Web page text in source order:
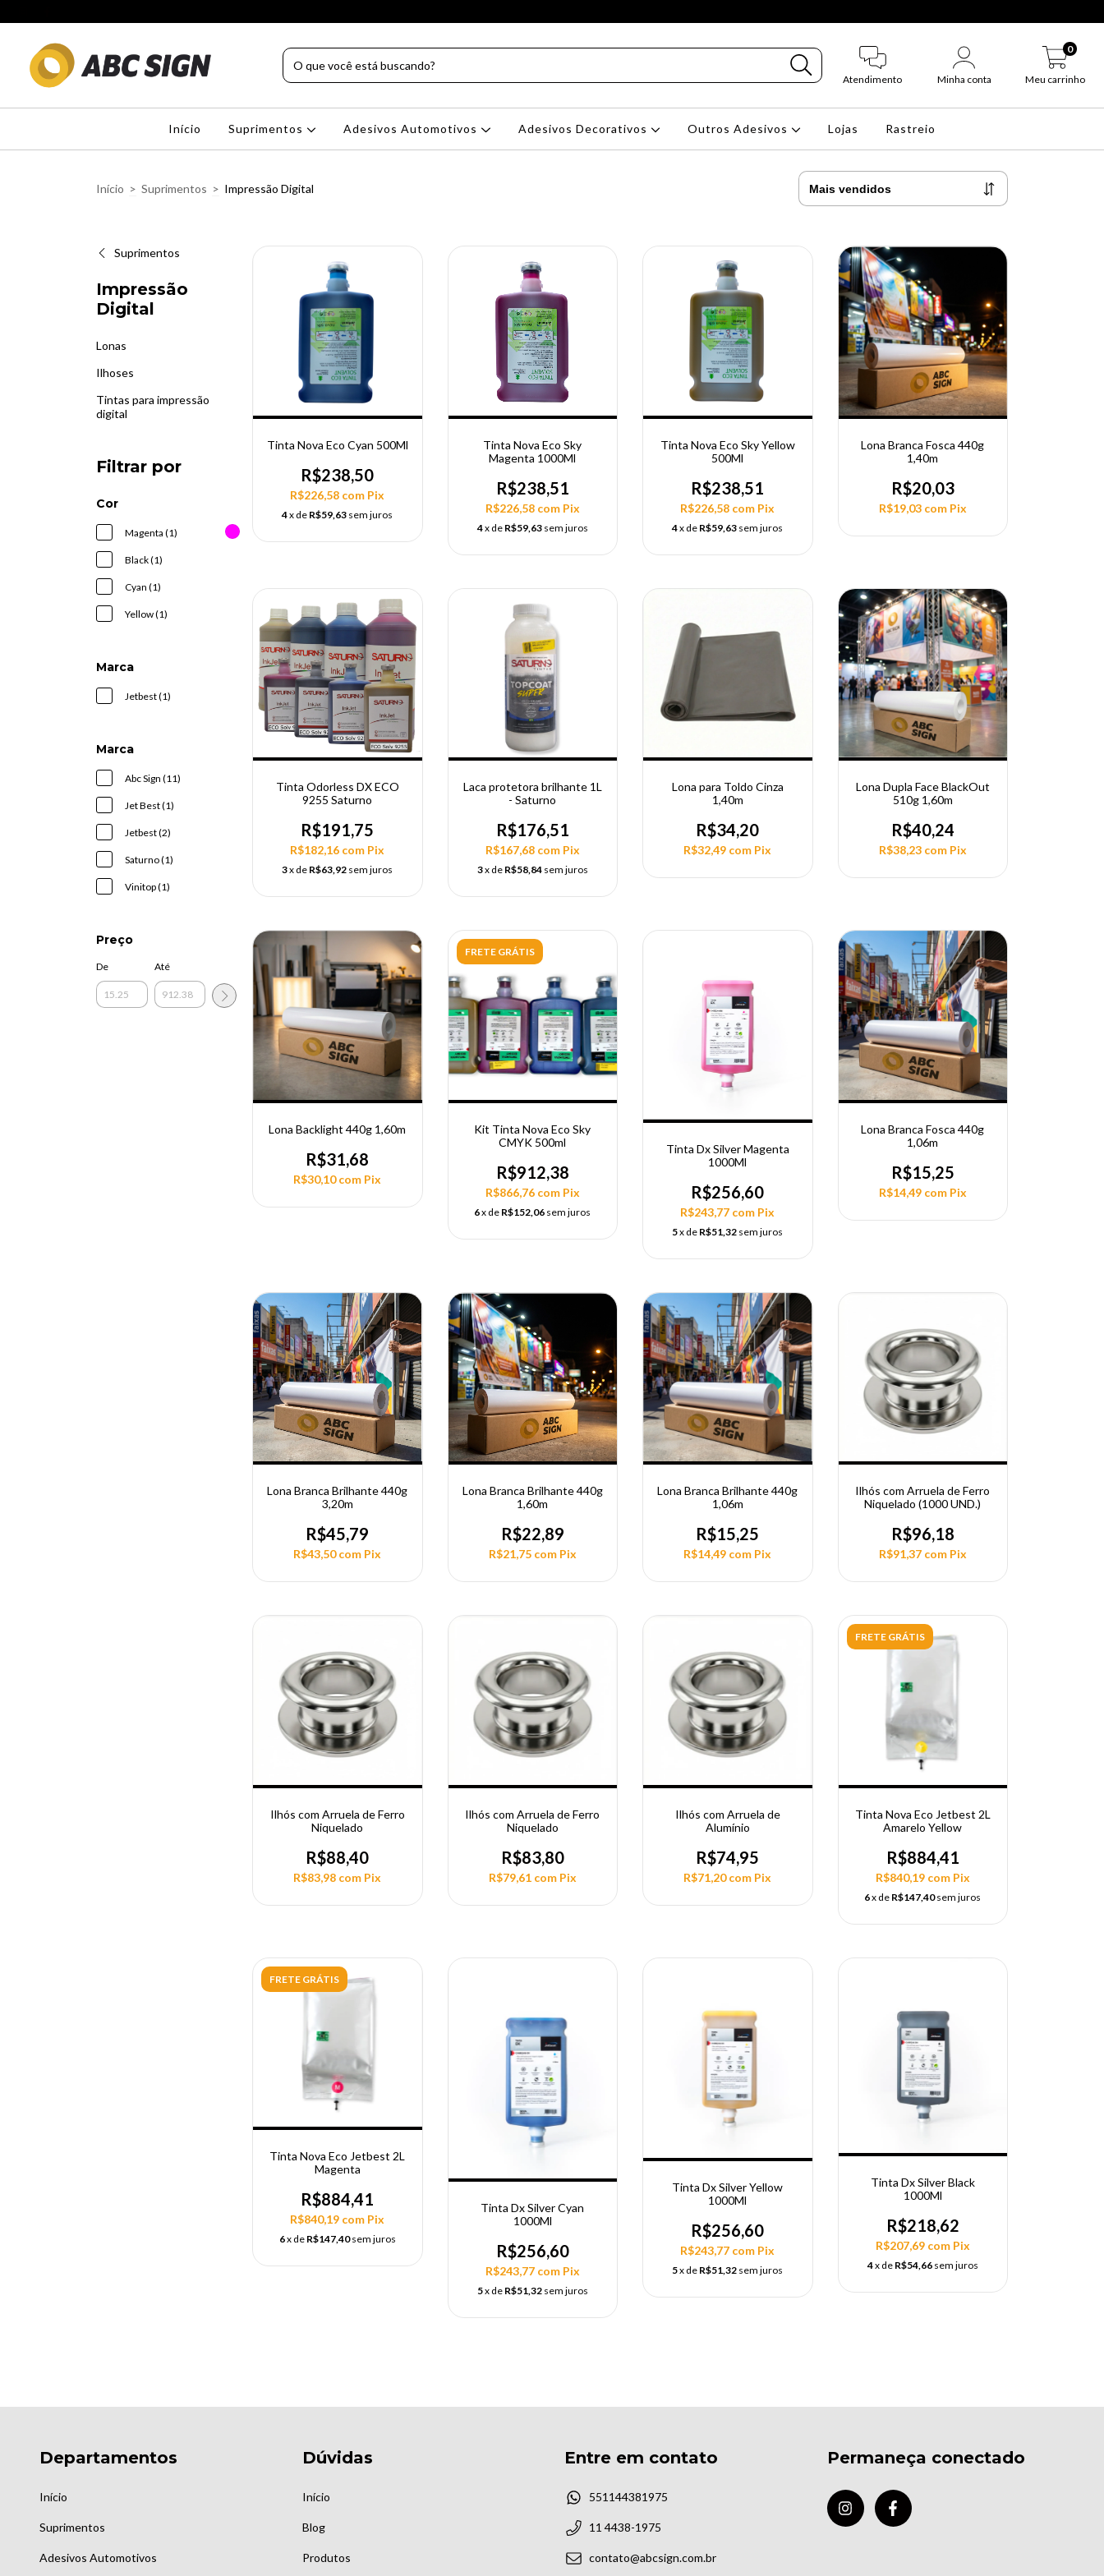
Atendimento Minha conta Meu carrinho
0
Início Suprimentos Adesivos Automotivos Adesivos Decorativos Outros Adesivos Lojas Rastreio
Início > Suprimentos > Impressão Digital
Suprimentos
Impressão
Digital
Lonas
Ilhoses
Tintas para impressão
digital
Filtrar por
Cor
Magenta (1)
Black (1)
Cyan (1)
Yellow (1)
Marca
Jetbest (1)
Marca
Abc Sign (11)
Jet Best (1)
Jetbest (2)
Saturno (1)
Vinitop (1)
Preço
De Até
Tinta Nova Eco Cyan 500Ml
R$238,50
R$226,58 com Pix
4x de R$59,63 sem juros
Tinta Nova Eco Sky
Magenta 1000Ml
R$238,51
R$226,58 com Pix
4x de R$59,63 sem juros
Tinta Nova Eco Sky Yellow
500Ml
R$238,51
R$226,58 com Pix
4x de R$59,63 sem juros
Lona Branca Fosca 440g
1,40m
R$20,03
R$19,03 com Pix
Tinta Odorless DX ECO
9255 Saturno
R$191,75
R$182,16 com Pix
3x de R$63,92 sem juros
Laca protetora brilhante 1L
- Saturno
R$176,51
R$167,68 com Pix
3x de R$58,84 sem juros
Lona para Toldo Cinza
1,40m
R$34,20
R$32,49 com Pix
Lona Dupla Face BlackOut
510g 1,60m
R$40,24
R$38,23 com Pix
Lona Backlight 440g 1,60m
R$31,68
R$30,10com Pix
FRETE GRÁTIS
Kit Tinta Nova Eco Sky
CMYK 500ml
R$912,38
R$866,76 com Pix
6x de R$152,06 sem juros
Tinta Dx Silver Magenta
1000Ml
R$256,60
R$243,77 com Pix
5x de R$51,32 sem juros
Lona Branca Fosca 440g
1,06m
R$15,25
R$14,49 com Pix
Lona Branca Brilhante 440g
3,20m
R$45,79
R$43,50com Pix
Lona Branca Brilhante 440g
1,60m
R$22,89
R$21,75 com Pix
Lona Branca Brilhante 440g
1,06m
R$15,25
R$14,49 com Pix
Ilhós com Arruela de Ferro
Niquelado (1000 UND.)
R$96,18
R$91,37 com Pix
Ilhós com Arruela de Ferro
Niquelado
R$88,40
R$83,98 com Pix
Ilhós com Arruela de Ferro
Niquelado
R$83,80
R$79,61 com Pix
Ilhós com Arruela de
Alumínio
R$74,95
R$71,20com Pix
FRETE GRÁTIS
Tinta Nova Eco Jetbest 2L
Amarelo Yellow
R$884,41
R$840,19 com Pix
6x de R$147,40sem juros
FRETE GRÁTIS
Tinta Nova Eco Jetbest 2L
Magenta
R$884,41
R$840,19 com Pix
6x de R$147,40 sem juros
Tinta Dx Silver Cyan
1000Ml
R$256,60
R$243,77 com Pix
5x de R$51,32 sem juros
Tinta Dx Silver Yellow
1000Ml
R$256,60
R$243,77 com Pix
5x de R$51,32 sem juros
Tinta Dx Silver Black
1000Ml
R$218,62
R$207,69 com Pix
4x de R$54,66 sem juros
Departamentos
Início
Suprimentos
Adesivos Automotivos
Dúvidas
Início
Blog
Produtos
Entre em contato
551144381975
11 4438-1975
contato@abcsign.com.br
Permaneça conectado